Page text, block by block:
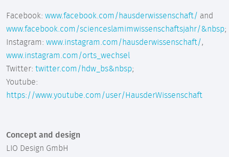
Facebook: www.facebook.com/hausderwissenschaft/ and
www.facebook.com/scienceslamimwissenschaftsjahr/&nbsp;
Instagram: www.instagram.com/hausderwissenschaft/,
www.instagram.com/orts_wechsel
Twitter: twitter.com/hdw_bs&nbsp;
Youtube:
https://www.youtube.com/user/HausderWissenschaft
Concept and design
LIO Design GmbH